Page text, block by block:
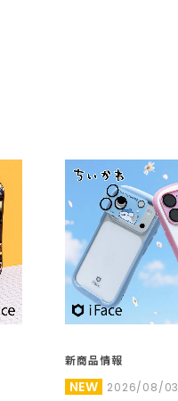
新商品情報
NEW 2026/08/03